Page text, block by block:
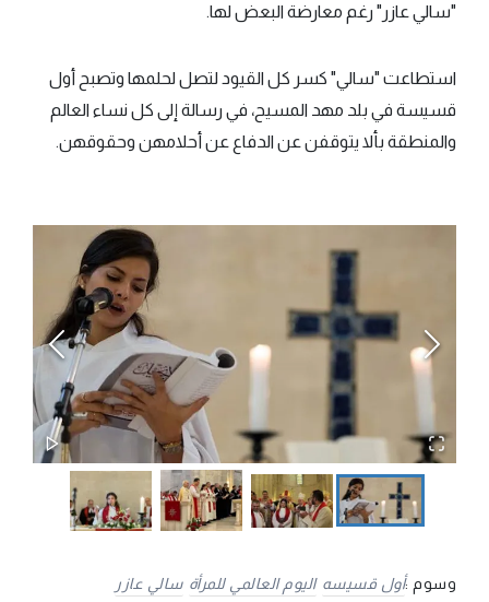
"سالي عازر" رغم معارضة البعض لها.
استطاعت "سالي" كسر كل القيود لتصل لحلمها وتصبح أول
قسيسة في بلد مهد المسيح، في رسالة إلى كل نساء العالم
والمنطقة بألا يتوقفن عن الدفاع عن أحلامهن وحقوقهن.
وسوم :أول قسيسه اليوم العالمي للمرأة سالي عازر